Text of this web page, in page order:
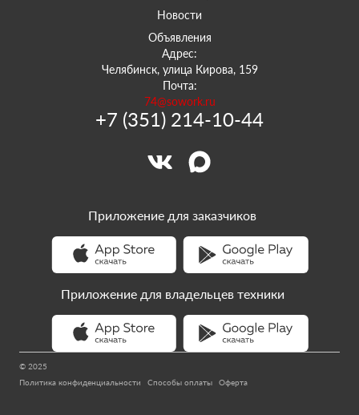
Новости
Объявления
Адрес:
Челябинск, улица Кирова, 159
Почта:
74@sowork.ru
+7 (351) 214-10-44
© 2025
Политика конфиденциальности
Способы оплаты Оферта
Приложение для заказчиков
Приложение для владельцев техники